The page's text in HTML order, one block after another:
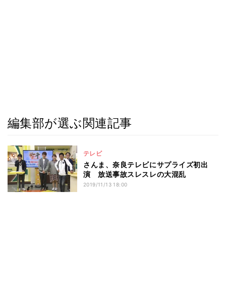
編集部が選ぶ関連記事
テレビ
さんま、奈良テレビにサプライズ初出
演 放送事故スレスレの大混乱
2019/11/13 18:00